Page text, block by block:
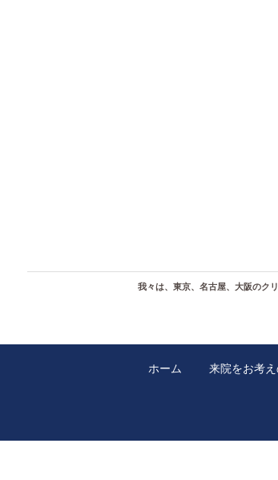
我々は、東京、名古屋、大阪のク
ホーム 来院をお考